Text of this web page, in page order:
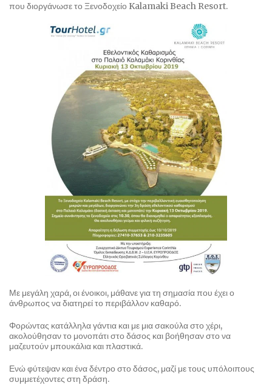
που διοργάνωσε το Ξενοδοχείο Kalamaki Beach Resort.
Με μεγάλη χαρά, οι ένοικοι, μάθανε για τη σημασία που έχει ο
άνθρωπος να διατηρεί το περιβάλλον καθαρό.
Φορώντας κατάλληλα γάντια και με μια σακούλα στο χέρι,
ακολούθησαν το μονοπάτι στο δάσος και βοήθησαν στο να
μαζευτούν μπουκάλια και πλαστικά.
Ενώ φύτεψαν και ένα δέντρο στο δάσος, μαζί με τους υπόλοιπους
συμμετέχοντες στη δράση.